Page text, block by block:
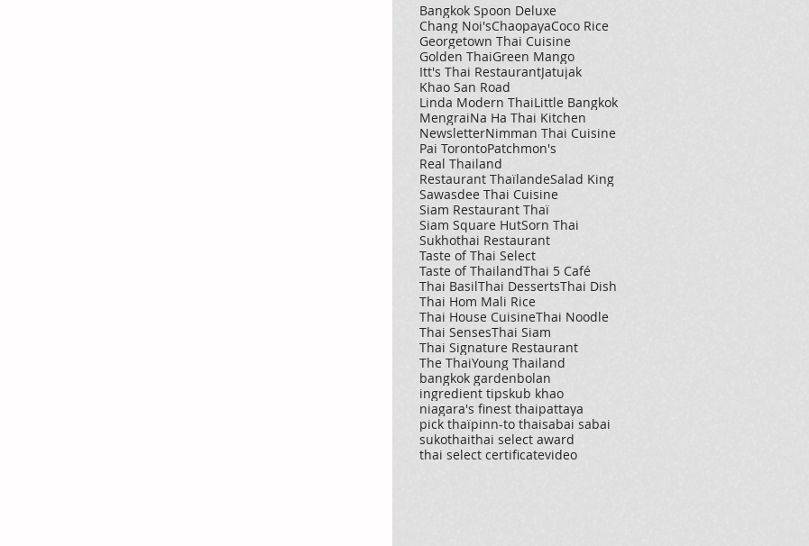
Bangkok Spoon Deluxe
Chang Noi'sChaopayaCoco Rice
Georgetown Thai Cuisine
Golden ThaiGreen Mango
Itt's Thai RestaurantJatujak
Khao San Road
Linda Modern ThaiLittle Bangkok
MengraiNa Ha Thai Kitchen
NewsletterNimman Thai Cuisine
Pai TorontoPatchmon's
Real Thailand
Restaurant ThaïlandeSalad King
Sawasdee Thai Cuisine
Siam Restaurant Thaï
Siam Square HutSorn Thai
Sukhothai Restaurant
Taste of Thai Select
Taste of ThailandThai 5 Café
Thai BasilThai DessertsThai Dish
Thai Hom Mali Rice
Thai House CuisineThai Noodle
Thai SensesThai Siam
Thai Signature Restaurant
The ThaiYoung Thailand
bangkok gardenbolan
ingredient tipskub khao
niagara's finest thaipattaya
pick thaïpinn-to thaisabai sabai
sukothaithai select award
thai select certificatevideo